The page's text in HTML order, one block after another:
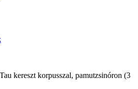
kereszt korpusszal, pamutzsinóron (3